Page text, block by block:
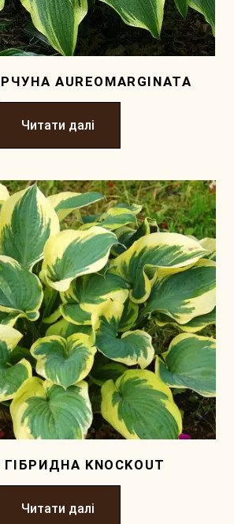
AUREOMARGINATA
Читати далі
KNOCKOUT
Читати далі